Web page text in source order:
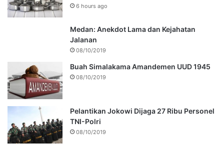
6 hours ago
Medan: Anekdot Lama dan Kejahatan
Jalanan
08/10/2019
Buah Simalakama Amandemen UUD 1945
08/10/2019
Pelantikan Jokowi Dijaga 27 Ribu Personel
TNI-Polri
08/10/2019